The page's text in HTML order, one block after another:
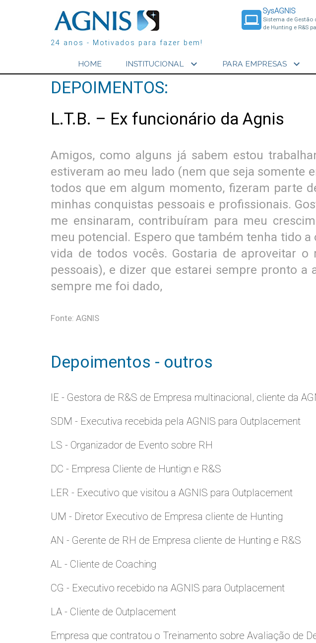
24 anos - Motivados para fazer bem!
laptop
SysAGNIS
Sistema de Gestão
de Hunting e R&S
HOME INSTITUCIONAL expand_more PARA EMPRESAS expand_more
DEPOIMENTOS:
L.T.B. – Ex funcionário da Agnis
Amigos, como alguns já sabem estou
estiveram ao meu lado (nem que seja somente
todos que em algum momento, fizeram parte
minhas conquistas pessoais e profissionais.
me ensinaram, contribuíram para meu
meu potencial. Espero que também tenha tido
vida de todos vocês. Gostaria de aproveitar
pessoais), e dizer que estarei sempre pronto
sempre me foi dado,
Fonte: AGNIS
Depoimentos - outros
IE - Gestora de R&S de Empresa multinacional, cliente da
SDM - Executiva recebida pela AGNIS para Outplacement
LS - Organizador de Evento sobre RH
DC - Empresa Cliente de Huntign e R&S
LER - Executivo que visitou a AGNIS para Outplacement
UM - Diretor Executivo de Empresa cliente de Hunting
AN - Gerente de RH de Empresa cliente de Hunting e R&S
AL - Cliente de Coaching
CG - Executivo recebido na AGNIS para Outplacement
LA - Cliente de Outplacement
Empresa que contratou o Treinamento sobre Avaliação de